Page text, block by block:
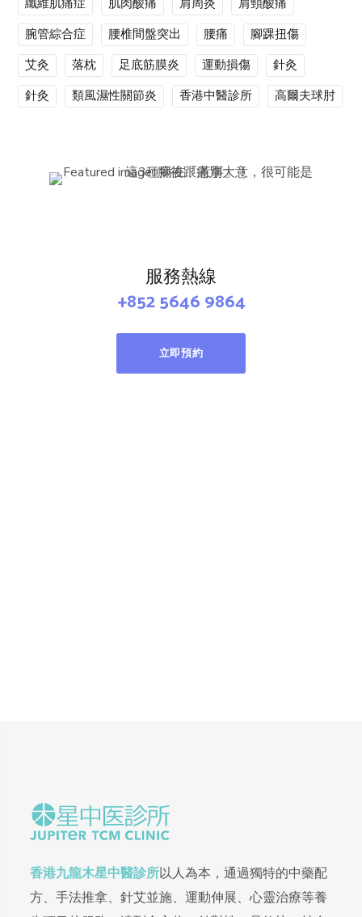
腕管綜合症
腰椎間盤突出 腰痛
腳踝扭傷
艾灸
落枕 足底筋膜炎 運動損傷
針灸
針灸
類風濕性關節炎 香港中醫診所 高爾夫球肘
服務熱線
+852 5646 9864
立即預約
香港九龍木星中醫診所以人為本，通過獨特的中藥配
方、手法推拿、針艾並施、運動伸展、心靈治療等養